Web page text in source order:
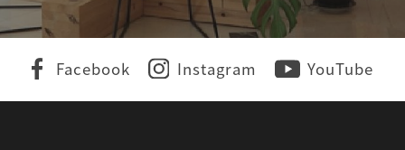
Facebook Instagram YouTube